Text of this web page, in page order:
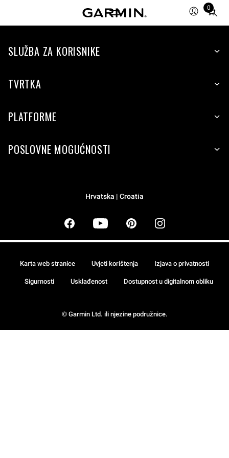
0
Total
items
cart:
SLUŽBA ZA KORISNIKE
TVRTKA
PLATFORME
POSLOVNE MOGUĆNOSTI
Hrvatska | Croatia
© Garmin Ltd. ili njezine podružnice.
Karta web stranice Uvjeti korištenja Izjava o privatnosti
Sigurnosti Usklađenost Dostupnost u digitalnom obliku